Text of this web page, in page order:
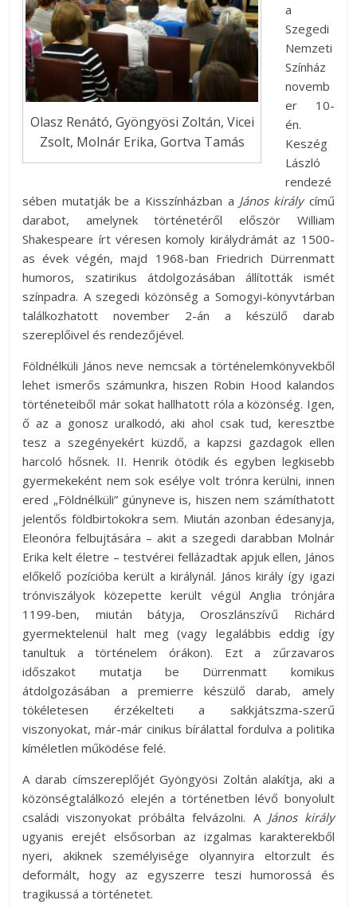
Olasz Renátó, Gyöngyösi Zoltán, Vicei
Zsolt, Molnár Erika, Gortva Tamás
a
Szegedi
Nemzeti
Színház
novemb
er 10-
én.
Keszég
László
rendezé
sében mutatják be a Kisszínházban a János királycímű
darabot, amelynek történetéről először William
Shakespeare írt véresen komoly királydrámát az 1500-
as évek végén, majd 1968-ban Friedrich Dürrenmatt
humoros, szatirikus átdolgozásában állították ismét
színpadra. A szegedi közönség a Somogyi-könyvtárban
találkozhatott november 2-án a készülő darab
szereplőivel és rendezőjével.
Földnélküli János neve nemcsak a történelemkönyvekből
lehet ismerős számunkra, hiszen Robin Hood kalandos
történeteiből már sokat hallhatott róla a közönség. Igen,
ő az a gonosz uralkodó, aki ahol csak tud, keresztbe
tesz a szegényekért küzdő, a kapzsi gazdagok ellen
harcoló hősnek. II. Henrik ötödik és egyben legkisebb
gyermekeként nem sok esélye volt trónra kerülni, innen
ered „Földnélküli” gúnyneve is, hiszen nem számíthatott
jelentős földbirtokokra sem. Miután azonban édesanyja,
Eleonóra felbujtására – akit a szegedi darabban Molnár
Erika kelt életre – testvérei fellázadtak apjuk ellen, János
előkelő pozícióba került a királynál. János király így igazi
trónviszályok közepette került végül Anglia trónjára
1199-ben, miután bátyja, Oroszlánszívű Richárd
gyermektelenül halt meg (vagy legalábbis eddig így
tanultuk a történelem órákon). Ezt a zűrzavaros
időszakot mutatja be Dürrenmatt komikus
átdolgozásában a premierre készülő darab, amely
tökéletesen érzékelteti a sakkjátszma-szerű
viszonyokat, már-már cinikus bírálattal fordulva a politika
kíméletlen működése felé.
A darab címszereplőjét Gyöngyösi Zoltán alakítja, aki a
közönségtalálkozó elején a történetben lévő bonyolult
családi viszonyokat próbálta felvázolni. A János király
ugyanis erejét elsősorban az izgalmas karakterekből
nyeri, akiknek személyisége olyannyira eltorzult és
deformált, hogy az egyszerre teszi humorossá és
tragikussá a történetet.